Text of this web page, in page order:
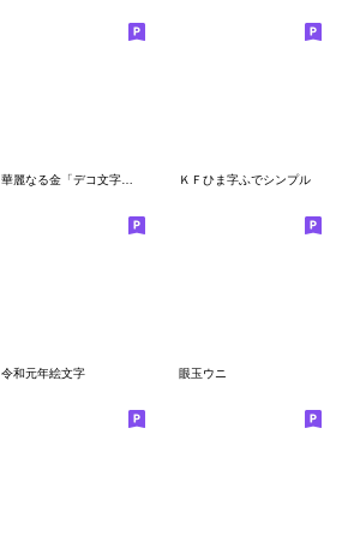
ＫＦひま字ふでシンプル
令和元年絵文字 眼玉ウニ